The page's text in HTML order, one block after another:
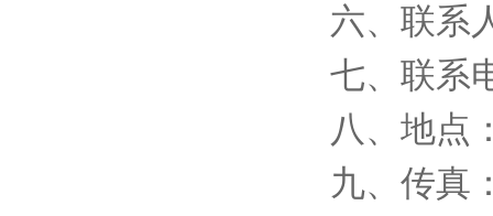
六、联系
七、联系
八、地点
九、传真